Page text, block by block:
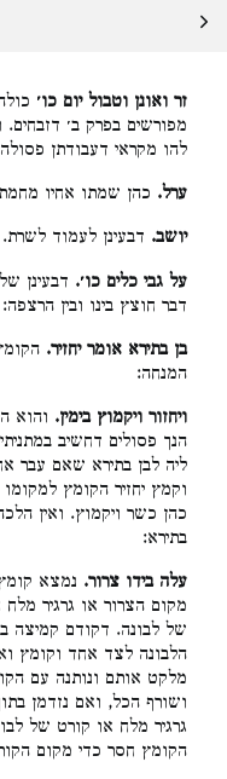
זר ואונן וטבול יום כו׳
מפורשים בפרק ב׳ דזבחים.
להו מקראי דעבודתן
ערל. כהן שמתו אחיו
יושב. דבעינן לעמוד לשרת.
על גבי כלים כו׳. דבעינן
דבר חוצץ בינו ובין הרצפה:
בן בתירא אומר יחזיר.
המנחה:
ויחזור ויקמוץ בימין. והוא
הנך פסולים דחשיב
ליה לבן בתירא שאם עבר
וקמץ יחזיר הקומץ למקומו
כהן כשר ויקמוץ. ואין
בתירא:
עלה בידו צרור. נמצא
מקום הצרור או גרגיר מלח
של לבונה. דקודם קמיצה
הלבונה לצד אחד וקומץ
מלקט אותם ונותנה עם
ושורף הכל, ואם נזדמן
גרגיר מלח או קורט של
הקומץ חסר כדי מקום